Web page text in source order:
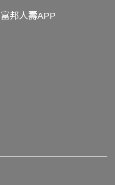
富邦人壽APP